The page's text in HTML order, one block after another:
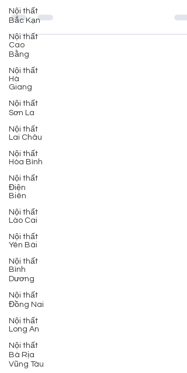
Nội thất
Bắc Kạn
Nội thất
Cao
Bằng
Nội thất
Hà
Giang
Nội thất
Sơn La
Nội thất
Lai Châu
Nội thất
Hòa Bình
Nội thất
Điện
Biên
Nội thất
Lào Cai
Nội thất
Yên Bái
Nội thất
Bình
Dương
Nội thất
Đồng Nai
Nội thất
Long An
Nội thất
Bà Rịa
Vũng Tàu
ghế sofa Bắc Giang, ghế salong nệm tại Bắc
Giang, sofa giường Bắc Giang, sofa băng Bắc
Giang, sofa góc Bắc Giang, sofa phòng khách
Bắc...